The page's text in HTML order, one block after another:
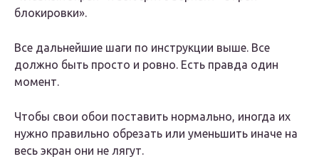
блокировки».
Все дальнейшие шаги по инструкции выше. Все
должно быть просто и ровно. Есть правда один
момент.
Чтобы свои обои поставить нормально, иногда их
нужно правильно обрезать или уменьшить иначе на
весь экран они не лягут.